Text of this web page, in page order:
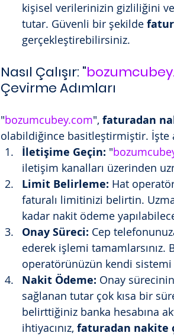
kişisel verilerinizin gizliliğini
tutar. Güvenli bir şekilde
gerçekleştirebilirsiniz.
Nasıl Çalışır: "
Çevirme Adımları
"bozumcubey.com", faturadan
olabildiğince basitleştirmiştir. İşte
İletişime Geçin: "
iletişim kanalları üzerinden
Limit Belirleme: Hat
faturalı limitinizi belirtin.
kadar nakit ödeme
Onay Süreci: Cep
ederek işlemi tamamlarsınız.
operatörünüzün kendi
Nakit Ödeme: Onay
sağlanan tutar çok kısa bir
belirttiğiniz banka hesabına
ihtiyacınız, faturadan nakite